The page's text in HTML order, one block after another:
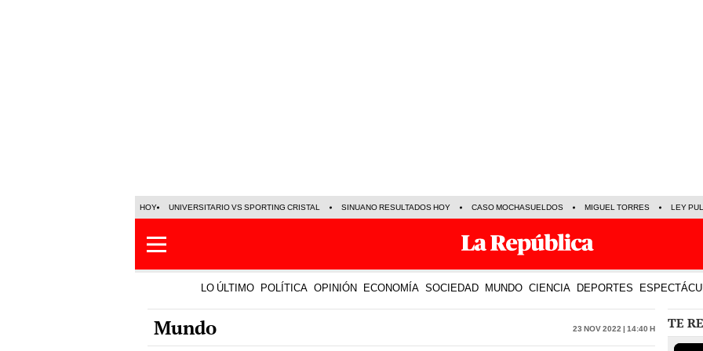
HOY UNIVERSITARIO VS SPORTING CRISTAL SINUANO RESULTADOS HOY CASO MOCHASUELDOS MIGUEL TORRES LEY
LO ÚLTIMO POLÍTICA OPINIÓN ECONOMÍA SOCIEDAD MUNDO CIENCIA DEPORTES
Mundo 23 Nov 2022 | 14:40 h TE